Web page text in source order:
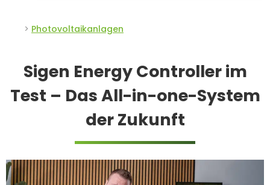
Photovoltaikanlagen
Sigen Energy Controller im
Test – Das All-in-one-System
der Zukunft